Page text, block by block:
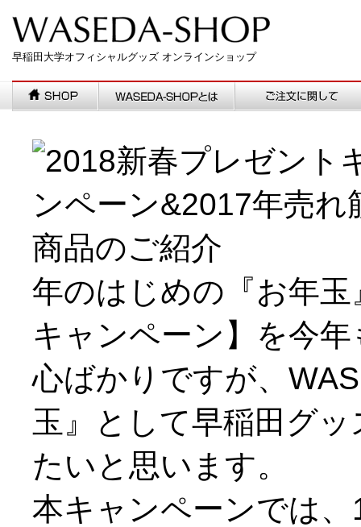
早稲田大学オフィシャルグッズ オンラインショップ
年のはじめの『お年
キャンペーン】を今
心ばかりですが、
玉』として早稲田グ
たいと思います。
本キャンペーンでは